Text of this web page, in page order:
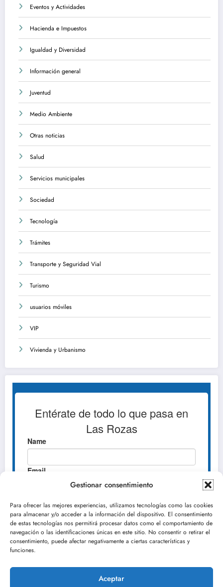
Gestionar consentimiento
Para ofrecer las mejores experiencias, utilizamos tecnologías como las cookies
para almacenar y/o acceder a la información del dispositivo. El consentimiento
de estas tecnologías nos permitirá procesar datos como el comportamiento de
navegación o las identificaciones únicas en este sitio. No consentir o retirar el
consentimiento, puede afectar negativamente a ciertas características y
funciones.
Aceptar
Eventos y Actividades
Hacienda e Impuestos
Igualdad y Diversidad
Información general
Juventud
Medio Ambiente
Otras noticias
Salud
Servicios municipales
Sociedad
Tecnología
Trámites
Transporte y Seguridad Vial
Turismo
usuarios móviles
VIP
Vivienda y Urbanismo